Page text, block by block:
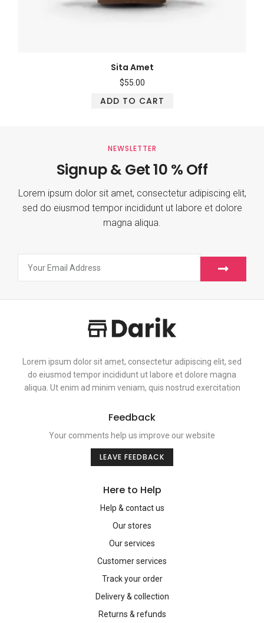
Sita Amet
$55.00
ADD TO CART
NEWSLETTER
Signup & Get 10 % Off
Lorem ipsum dolor sit amet, consectetur adipiscing elit,
sed do eiusmod tempor incididunt ut labore et dolore
magna aliqua.
Lorem ipsum dolor sit amet, consectetur adipiscing elit, sed
do eiusmod tempor incididunt ut labore et dolore magna
aliqua. Ut enim ad minim veniam, quis nostrud exercitation
Feedback
Your comments help us improve our website
LEAVE FEEDBACK
Here to Help
Help & contact us
Our stores
Our services
Customer services
Track your order
Delivery & collection
Returns & refunds